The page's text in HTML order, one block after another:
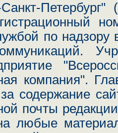
Петербург" (
по
компания".
содержание
почты
любые